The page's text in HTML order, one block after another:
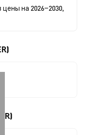
на 2026–2030,